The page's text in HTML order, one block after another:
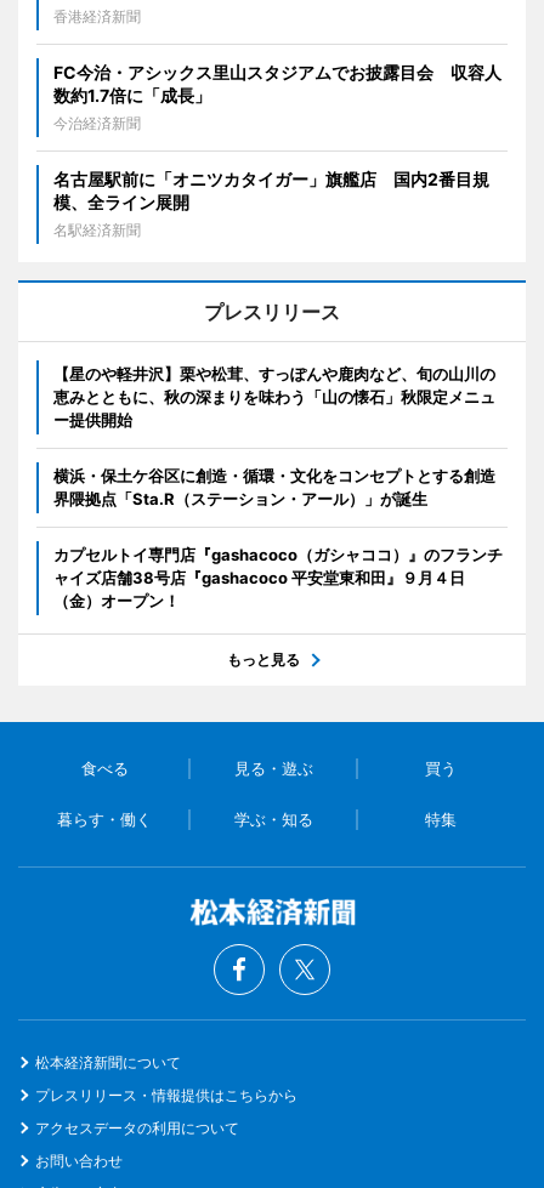
香港経済新聞
FC今治・アシックス里山スタジアムでお披露目会 収容人
数約1.7倍に「成長」
今治経済新聞
名古屋駅前に「オニツカタイガー」旗艦店 国内2番目規
模、全ライン展開
名駅経済新聞
プレスリリース
【星のや軽井沢】栗や松茸、すっぽんや鹿肉など、旬の山川の
恵みとともに、秋の深まりを味わう「山の懐石」秋限定メニュ
ー提供開始
横浜・保土ケ谷区に創造・循環・文化をコンセプトとする創造
界隈拠点「Sta.R（ステーション・アール）」が誕生
カプセルトイ専門店『gashacoco（ガシャココ）』のフランチ
ャイズ店舗38号店『gashacoco 平安堂東和田』９月４日
（金）オープン！
もっと見る
食べる 見る・遊ぶ 買う
暮らす・働く 学ぶ・知る 特集
松本経済新聞について
プレスリリース・情報提供はこちらから
アクセスデータの利用について
お問い合わせ